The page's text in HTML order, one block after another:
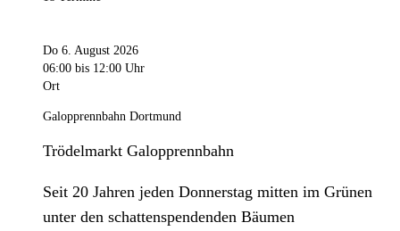
Do 6. August 2026
06:00 bis 12:00 Uhr
Ort
Galopprennbahn Dortmund
Trödelmarkt Galopprennbahn
Seit 20 Jahren jeden Donnerstag mitten im Grünen
unter den schattenspendenden Bäumen